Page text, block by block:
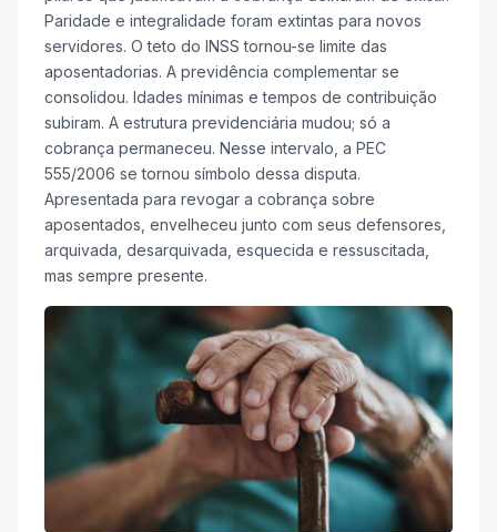
Paridade e integralidade foram extintas para novos
servidores. O teto do INSS tornou-se limite das
aposentadorias. A previdência complementar se
consolidou. Idades mínimas e tempos de contribuição
subiram. A estrutura previdenciária mudou; só a
cobrança permaneceu. Nesse intervalo, a PEC
555/2006 se tornou símbolo dessa disputa.
Apresentada para revogar a cobrança sobre
aposentados, envelheceu junto com seus defensores,
arquivada, desarquivada, esquecida e ressuscitada,
mas sempre presente.